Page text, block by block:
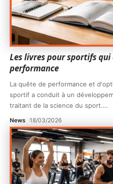
Les livres pour sportifs
performance
La quête de performance et
sportif a conduit à un
traitant de la science du sport.…
News 18/03/2026